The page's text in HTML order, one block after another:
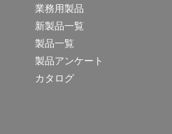
業務用製品
新製品一覧
製品一覧
製品アンケート
カタログ